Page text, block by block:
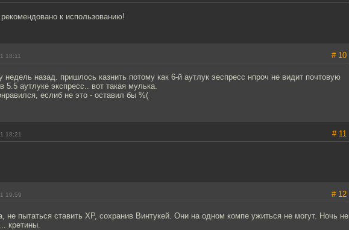
к использованию!
18:11 # 10
недель назад. пришлось казнить потому как 6-й аутлук эеспресс нпроч не видит почтовую
5.5 аутлуке экспресс.. вот такая мулька.
еслиб не это - оставил бы %(
18:21 # 11
19:59 # 12
не пытаться ставить ХР, сохранив Винтукей. Они на одном компе ужиться не могут. Ночь не
кретины.